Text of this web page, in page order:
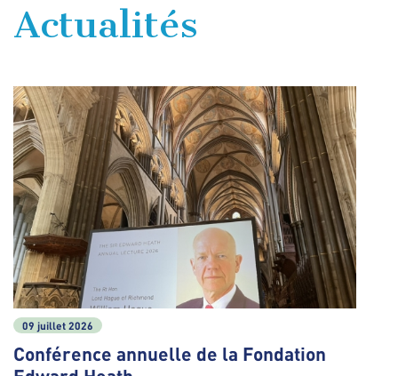
Actualités
09 juillet 2026
Conférence annuelle de la Fondation